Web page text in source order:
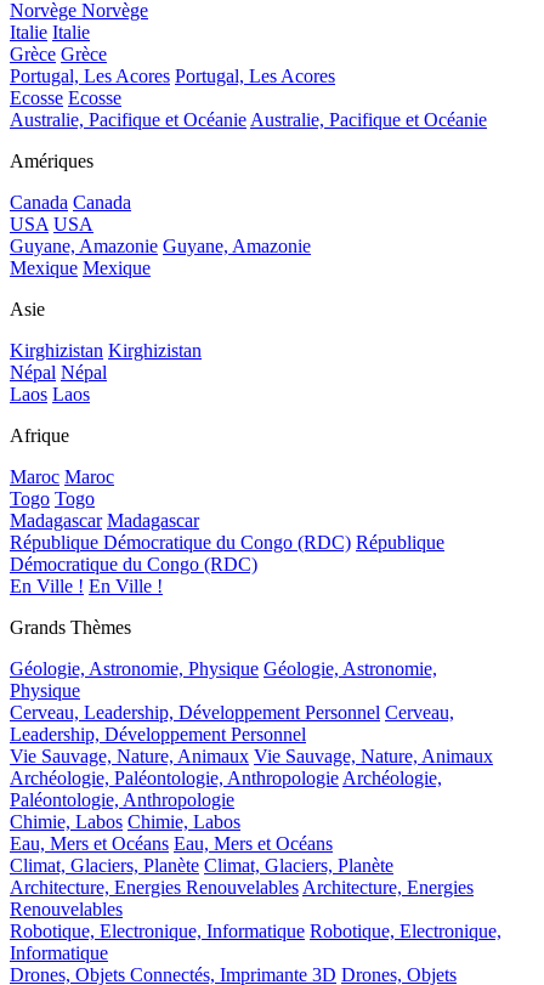
Norvège Norvège
Italie Italie
Grèce Grèce
Portugal, Les Acores Portugal, Les Acores
Ecosse Ecosse
Australie, Pacifique et Océanie Australie, Pacifique et Océanie
Amériques
Canada Canada
USA USA
Guyane, Amazonie Guyane, Amazonie
Mexique Mexique
Asie
Kirghizistan Kirghizistan
Népal Népal
Laos Laos
Afrique
Maroc Maroc
Togo Togo
Madagascar Madagascar
République Démocratique du Congo (RDC) République
Démocratique du Congo (RDC)
En Ville ! En Ville !
Grands Thèmes
Géologie, Astronomie, Physique Géologie, Astronomie,
Physique
Cerveau, Leadership, Développement Personnel Cerveau,
Leadership, Développement Personnel
Vie Sauvage, Nature, Animaux Vie Sauvage, Nature, Animaux
Archéologie, Paléontologie, Anthropologie Archéologie,
Paléontologie, Anthropologie
Chimie, Labos Chimie, Labos
Eau, Mers et Océans Eau, Mers et Océans
Climat, Glaciers, Planète Climat, Glaciers, Planète
Architecture, Energies Renouvelables Architecture, Energies
Renouvelables
Robotique, Electronique, Informatique Robotique, Electronique,
Informatique
Drones, Objets Connectés, Imprimante 3D Drones, Objets